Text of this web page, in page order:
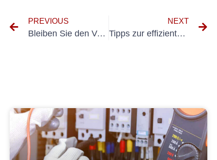
PREVIOUS
Bleiben Sie den Vorschriften immer einen Schritt voraus: Wie Prüfgeräte ortsveränderliche Betriebsmittel dazu beitragen können, die Einhaltung sicherzustellen
NEXT
Tipps zur effizienten Durchführung und Dokumentation von DIN VDE 0100 600 Prüfprotokoll-Prüfungen